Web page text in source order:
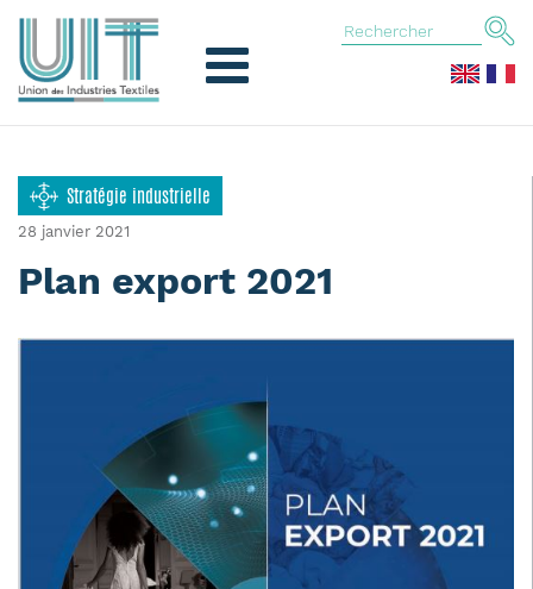
Stratégie industrielle
28 janvier 2021
Plan export 2021